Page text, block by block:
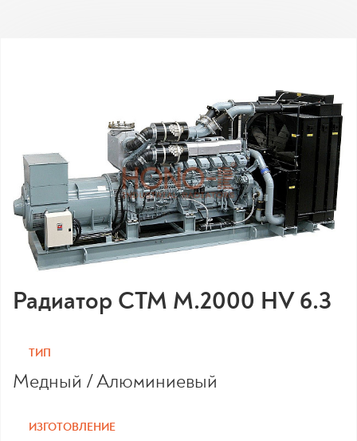
Радиатор CTM M.2000 HV 6.3
ТИП
Медный / Алюминиевый
ИЗГОТОВЛЕНИЕ